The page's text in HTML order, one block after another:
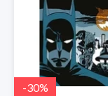
-30%